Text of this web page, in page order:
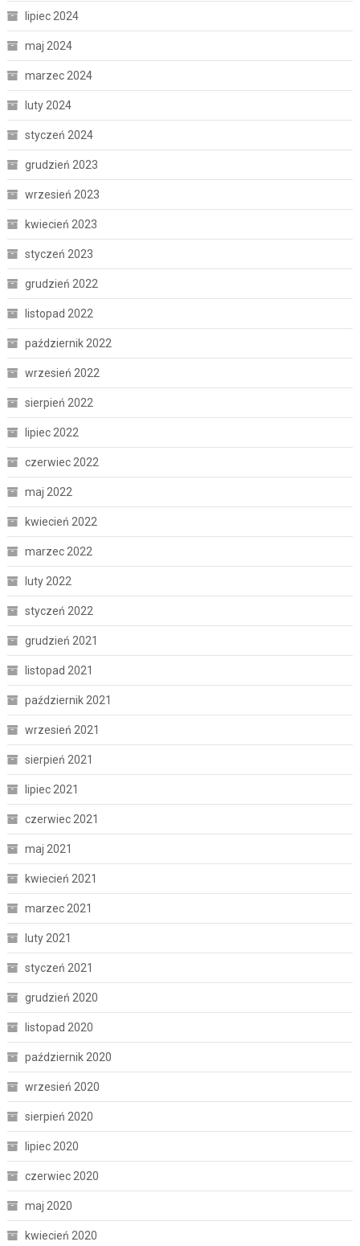
lipiec 2024
maj 2024
marzec 2024
luty 2024
styczeń 2024
grudzień 2023
wrzesień 2023
kwiecień 2023
styczeń 2023
grudzień 2022
listopad 2022
październik 2022
wrzesień 2022
sierpień 2022
lipiec 2022
czerwiec 2022
maj 2022
kwiecień 2022
marzec 2022
luty 2022
styczeń 2022
grudzień 2021
listopad 2021
październik 2021
wrzesień 2021
sierpień 2021
lipiec 2021
czerwiec 2021
maj 2021
kwiecień 2021
marzec 2021
luty 2021
styczeń 2021
grudzień 2020
listopad 2020
październik 2020
wrzesień 2020
sierpień 2020
lipiec 2020
czerwiec 2020
maj 2020
kwiecień 2020